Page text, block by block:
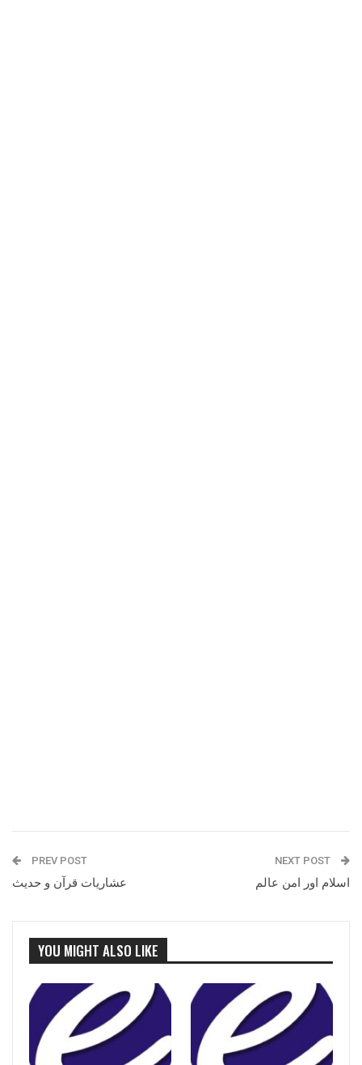
PREV POST
عشاریات قرآن و حدیث
NEXT POST
اسلام اور امن عالم
YOU MIGHT ALSO LIKE